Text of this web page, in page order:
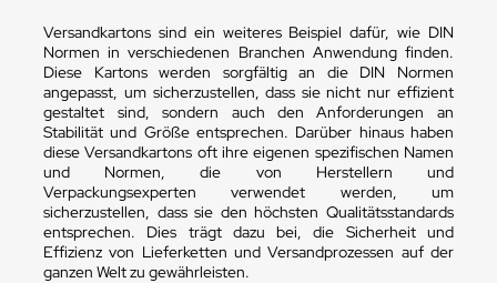
Versandkartons sind ein weiteres Beispiel dafür, wie DIN
Normen in verschiedenen Branchen Anwendung finden.
Diese Kartons werden sorgfältig an die DIN Normen
angepasst, um sicherzustellen, dass sie nicht nur effizient
gestaltet sind, sondern auch den Anforderungen an
Stabilität und Größe entsprechen. Darüber hinaus haben
diese Versandkartons oft ihre eigenen spezifischen Namen
und Normen, die von Herstellern und
Verpackungsexperten verwendet werden, um
sicherzustellen, dass sie den höchsten Qualitätsstandards
entsprechen. Dies trägt dazu bei, die Sicherheit und
Effizienz von Lieferketten und Versandprozessen auf der
ganzen Welt zu gewährleisten.